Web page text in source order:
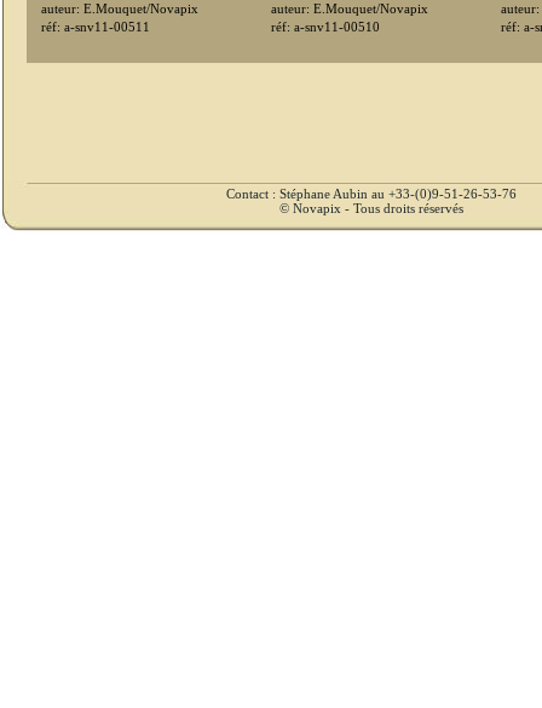
auteur: E.Mouquet/Novapix
réf: a-snv11-00511
auteur: E.Mouquet/Novapix
réf: a-snv11-00510
réf: a-
Contact : Stéphane Aubin au +33-(0)9-51-26-53-76
© Novapix - Tous droits réservés